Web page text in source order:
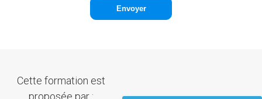
Cette formation est
proposée par :